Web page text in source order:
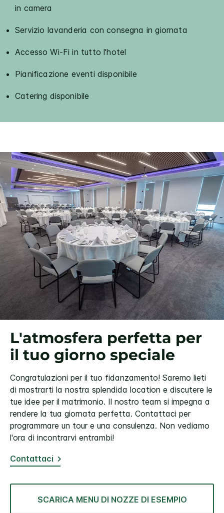
in camera
Servizio lavanderia con consegna in giornata
Accesso Wi-Fi in tutto l'hotel
Pianificazione eventi disponibile
Catering disponibile
L'atmosfera perfetta per
il tuo giorno speciale
Congratulazioni per il tuo fidanzamento! Saremo lieti
di mostrarti la nostra splendida location e discutere le
tue idee per il matrimonio. Il nostro team si impegna a
rendere la tua giornata perfetta. Contattaci per
programmare un tour e una consulenza. Non vediamo
l'ora di incontrarvi entrambi!
Contattaci
SCARICA MENU DI NOZZE DI ESEMPIO